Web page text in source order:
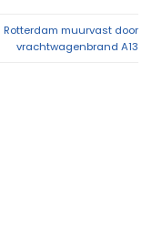
Rotterdam muurvast door
vrachtwagenbrand A13